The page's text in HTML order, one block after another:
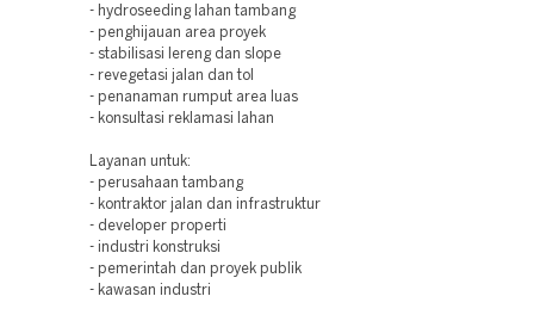
- hydroseeding lahan tambang
- penghijauan area proyek
- stabilisasi lereng dan slope
- revegetasi jalan dan tol
- penanaman rumput area luas
- konsultasi reklamasi lahan
Layanan untuk:
- perusahaan tambang
- kontraktor jalan dan infrastruktur
- developer properti
- industri konstruksi
- pemerintah dan proyek publik
- kawasan industri